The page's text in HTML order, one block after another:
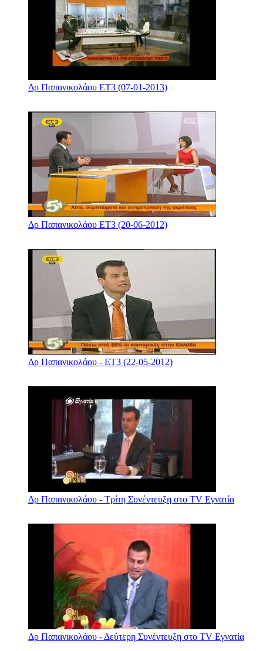
Δρ Παπανικολάου ΕΤ3 (07-01-2013)
Δρ Παπανικολάου ΕΤ3 (20-06-2012)
Δρ Παπανικολάου - ΕΤ3 (22-05-2012)
Δρ Παπανικολάου - Τρίτη Συνέντευξη στο TV Εγνατία
Δρ Παπανικολάου - Δεύτερη Συνέντευξη στο TV Εγνατία